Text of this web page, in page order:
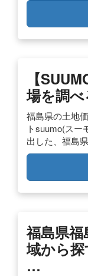
【
場を調べ
福島県の土地
トsuumo(ス
出した、福島
福島県
域から
…